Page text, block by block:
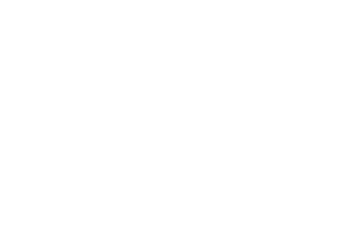
니다.조사 결과 APAC의 조
원할 수 있는 큰 기회가 됩니